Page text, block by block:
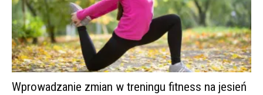
Wprowadzanie zmian w treningu fitness na jesień